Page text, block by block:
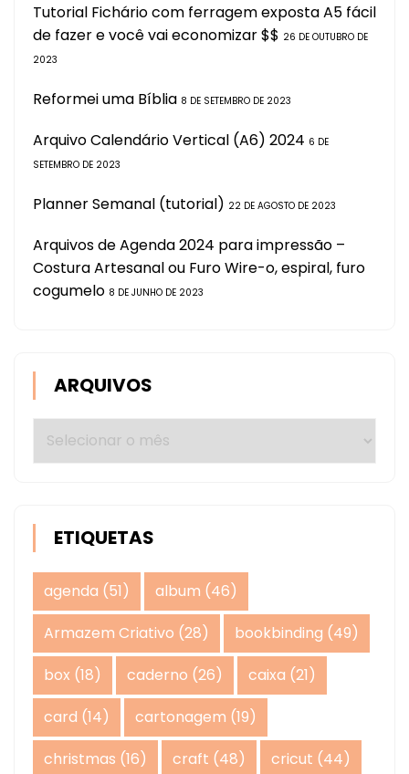
Tutorial Fichário com ferragem exposta A5 fácil
de fazer e você vai economizar $$ 26 DE OUTUBRO DE
2023
Reformei uma Bíblia 8 DE SETEMBRO DE 2023
Arquivo Calendário Vertical (A6) 2024 6 DE
SETEMBRO DE 2023
Planner Semanal (tutorial) 22 DE AGOSTO DE 2023
Arquivos de Agenda 2024 para impressão –
Costura Artesanal ou Furo Wire-o, espiral, furo
cogumelo 8 DE JUNHO DE 2023
ARQUIVOS
Arquivos
ETIQUETAS
agenda (51) album (46)
Armazem Criativo (28) bookbinding (49)
box (18) caderno (26) caixa (21)
card (14) cartonagem (19)
christmas (16) craft (48) cricut (44)